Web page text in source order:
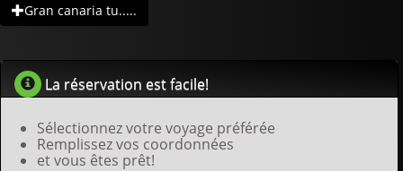
Gran canaria tu.....
La réservation est facile!
Sélectionnez votre voyage préférée
Remplissez vos coordonnées
et vous êtes prêt!